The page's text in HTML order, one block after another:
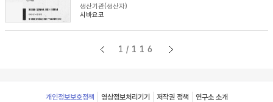
생산기관(생산자)
시바요코
1/116
Footer
개인정보보호정책 영상정보처리기기 저작권 정책 연구소 소개